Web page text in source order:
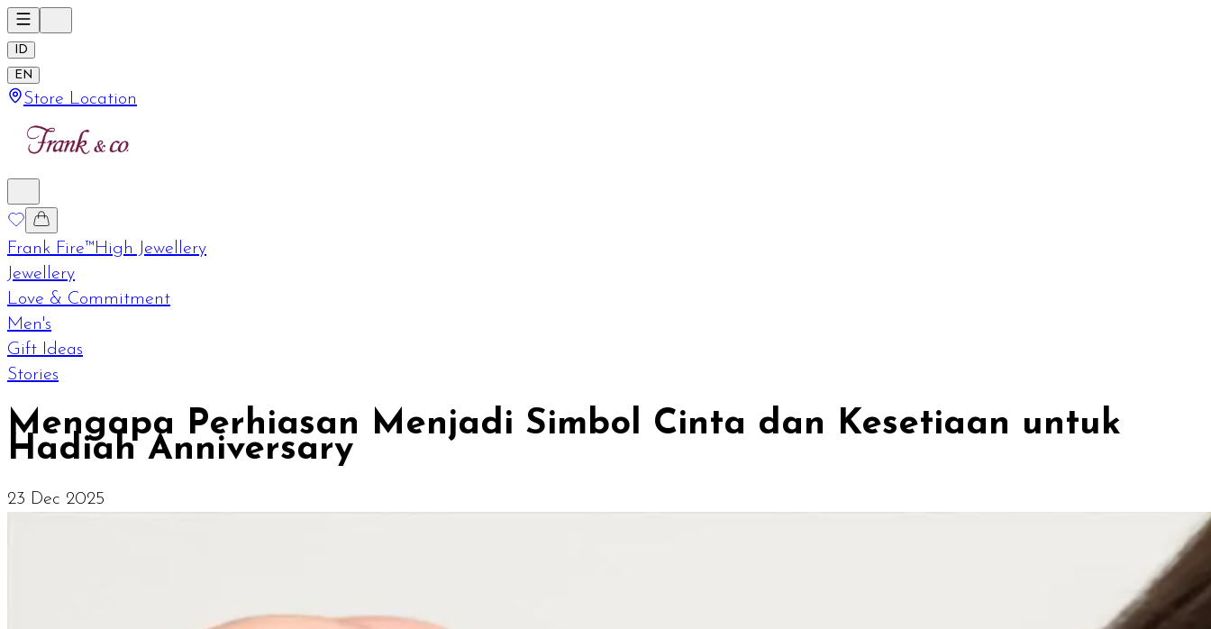
ID
EN
Store Location
Frank Fire™High Jewellery
Jewellery
Love & Commitment
Men's
Gift Ideas
Stories
Mengapa Perhiasan Menjadi Simbol Cinta dan Kesetiaan untuk
Hadiah Anniversary
23 Dec 2025